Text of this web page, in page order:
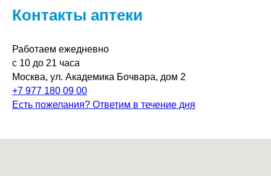
Контакты аптеки
Работаем ежедневно
с 10 до 21 часа
Москва, ул. Академика Бочвара, дом 2
+7 977 180 09 00
Есть пожелания? Ответим в течение дня